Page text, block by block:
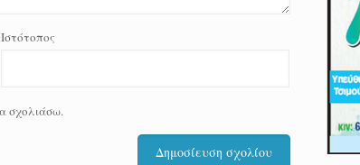
Ιστότοπος
σχολιάσω.